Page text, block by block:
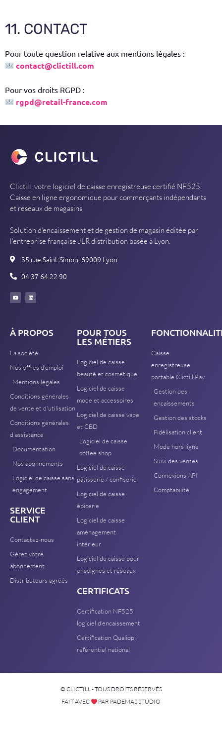
11. CONTACT
Pour toute question relative aux mentions légales :
contact@clictill.com
Pour vos droits RGPD :
rgpd@retail-france.com
Clictill, votre logiciel de caisse enregistreuse certifié NF525.
Caisse en ligne ergonomique pour commerçants indépendants
et réseaux de magasins.
Solution d’encaissement et de gestion de magasin éditée par
l’entreprise française JLR distribution basée à Lyon.
35 rue Saint-Simon, 69009 Lyon
04 37 64 22 90
À PROPOS
La société
Nos offres d'emploi
Mentions légales
Conditions générales
de vente et d'utilisation
Conditions générales
d'assistance
Documentation
Nos abonnements
Logiciel de caisse sans
engagement
SERVICE
CLIENT
Contactez-nous
Gérez votre
abonnement
Distributeurs agréés
POUR TOUS
LES MÉTIERS
Logiciel de caisse
beauté et cosmétique
Logiciel de caisse
mode et accessoires
Logiciel de caisse vape
et CBD
Logiciel de caisse
coffee shop
Logiciel de caisse
pâtisserie / confiserie
Logiciel de caisse
épicerie
Logiciel de caisse
aménagement
intérieur
Logiciel de caisse pour
enseignes et réseaux
CERTIFICATS
Certification NF525
logiciel d'encaissement
Certification Qualiopi
référentiel national
Caisse
enregistreuse
portable Clictill Pay
Gestion des
encaissements
Gestion des stocks
Fidélisation client
Mode hors ligne
Suivi des ventes
Connexions API
Comptabilité
© CLICTILL - TOUS DROITS RÉSERVÉS
FAIT AVEC
PAR PADEMAS STUDIO